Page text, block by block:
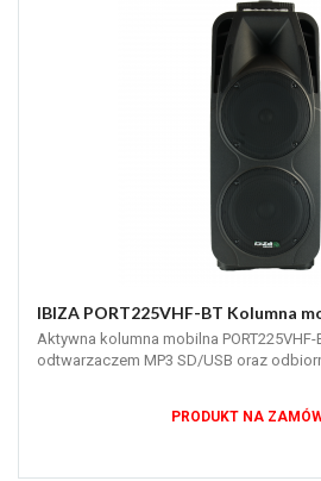
IBIZA PORT225VHF-BT Kolumna
Aktywna kolumna mobilna
odtwarzaczem MP3 SD/USB oraz
PRODUKT NA